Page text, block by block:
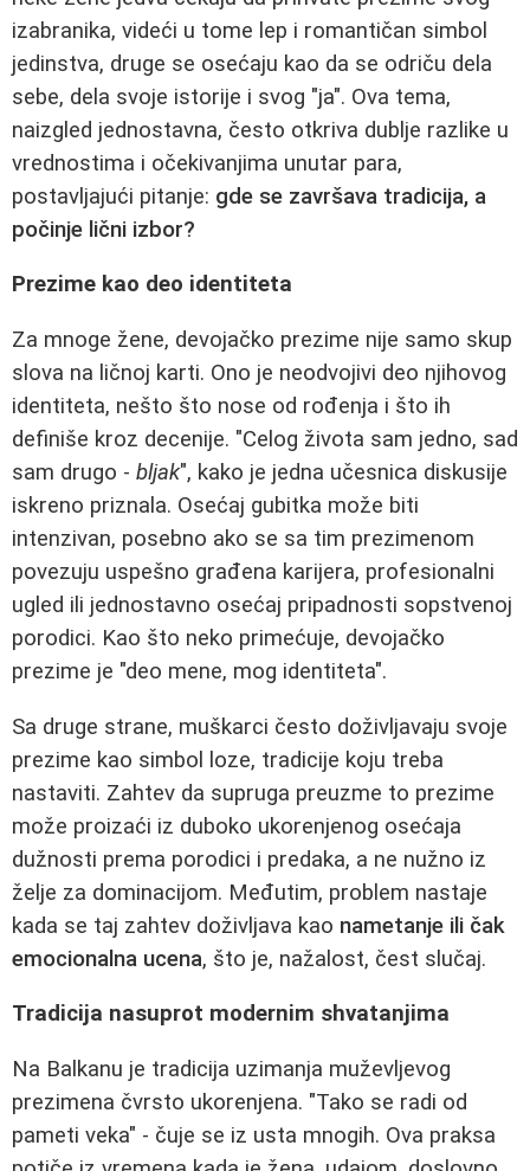
izabranika, videći u tome lep i romantičan simbol
jedinstva, druge se osećaju kao da se odriču dela
sebe, dela svoje istorije i svog "ja". Ova tema,
naizgled jednostavna, često otkriva dublje razlike u
vrednostima i očekivanjima unutar para,
postavljajući pitanje: gde se završava tradicija, a
počinje lični izbor?
Prezime kao deo identiteta
Za mnoge žene, devojačko prezime nije samo skup
slova na ličnoj karti. Ono je neodvojivi deo njihovog
identiteta, nešto što nose od rođenja i što ih
definiše kroz decenije. "Celog života sam jedno, sad
sam drugo - bljak", kako je jedna učesnica diskusije
iskreno priznala. Osećaj gubitka može biti
intenzivan, posebno ako se sa tim prezimenom
povezuju uspešno građena karijera, profesionalni
ugled ili jednostavno osećaj pripadnosti sopstvenoj
porodici. Kao što neko primećuje, devojačko
prezime je "deo mene, mog identiteta".
Sa druge strane, muškarci često doživljavaju svoje
prezime kao simbol loze, tradicije koju treba
nastaviti. Zahtev da supruga preuzme to prezime
može proizaći iz duboko ukorenjenog osećaja
dužnosti prema porodici i predaka, a ne nužno iz
želje za dominacijom. Međutim, problem nastaje
kada se taj zahtev doživljava kao nametanje ili čak
emocionalna ucena, što je, nažalost, čest slučaj.
Tradicija nasuprot modernim shvatanjima
Na Balkanu je tradicija uzimanja muževljevog
prezimena čvrsto ukorenjena. "Tako se radi od
pameti veka" - čuje se iz usta mnogih. Ova praksa